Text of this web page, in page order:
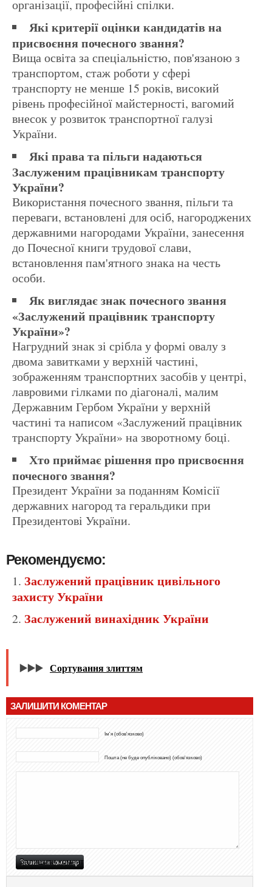
організації, професійні спілки.
Які критерії оцінки кандидатів на
присвоєння почесного звання?
Вища освіта за спеціальністю, пов'язаною з
транспортом, стаж роботи у сфері
транспорту не менше 15 років, високий
рівень професійної майстерності, вагомий
внесок у розвиток транспортної галузі
України.
Які права та пільги надаються
Заслуженим працівникам транспорту
України?
Використання почесного звання, пільги та
переваги, встановлені для осіб, нагороджених
державними нагородами України, занесення
до Почесної книги трудової слави,
встановлення пам'ятного знака на честь
особи.
Як виглядає знак почесного звання
«Заслужений працівник транспорту
України»?
Нагрудний знак зі срібла у формі овалу з
двома завитками у верхній частині,
зображенням транспортних засобів у центрі,
лавровими гілками по діагоналі, малим
Державним Гербом України у верхній
частині та написом «Заслужений працівник
транспорту України» на зворотному боці.
Хто приймає рішення про присвоєння
почесного звання?
Президент України за поданням Комісії
державних нагород та геральдики при
Президентові України.
Рекомендуємо:
Заслужений працівник цивільного
захисту України
Заслужений винахідник України
▶️▶️▶️ Сортування злиттям
ЗАЛИШИТИ КОМЕНТАР
Ім'я (обов'язково)
Пошта (не буде опубліковано) (обов'язково)